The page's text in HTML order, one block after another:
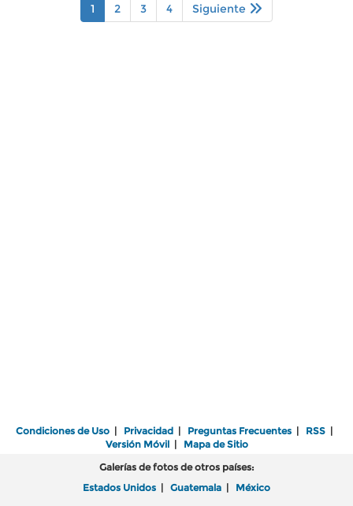
1 2 3 4 Siguiente
Condiciones de Uso | Privacidad | Preguntas Frecuentes | RSS |
Versión Móvil| Mapa de Sitio
Galerías de fotos de otros países:
Estados Unidos | Guatemala | México